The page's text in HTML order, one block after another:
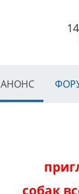
АНОНС
собак